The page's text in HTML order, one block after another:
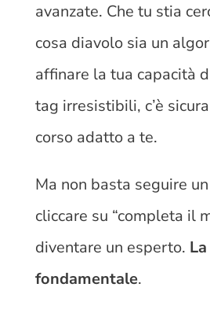
avanzate. Che tu stia
cosa diavolo sia un
affinare la tua capacità
tag irresistibili, c’è
corso adatto a te.
Ma non basta seguire
cliccare su “completa il
diventare un esperto.
fondamentale.